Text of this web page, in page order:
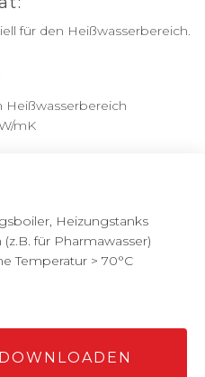
für den Heißwasserbereich.
Heißwasserbereich
mK
Heizungstanks
für Pharmawasser)
Temperatur > 70°C